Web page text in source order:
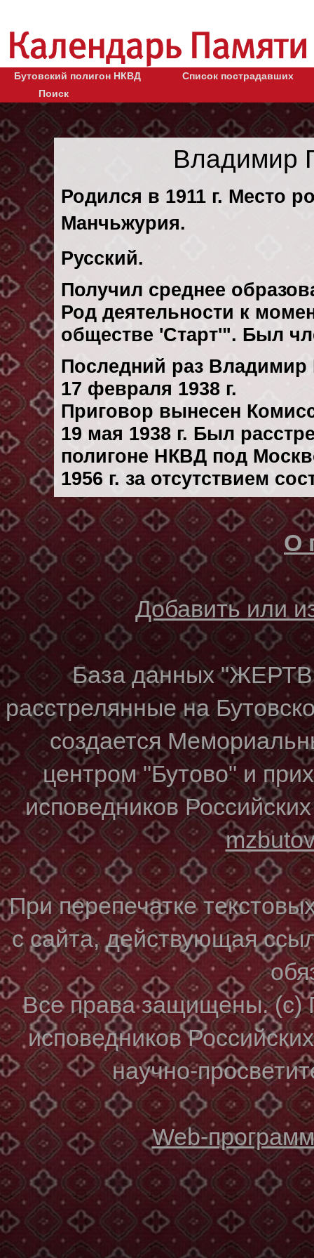
Бутовский полигон НКВД
Список пострадавших
Поиск
Владимир
Родился в 1911 г. Место
Манчьжурия.
Русский.
Получил среднее
Род деятельности к
обществе 'Старт'". Был
Последний раз Владимир
17 февраля 1938 г.
Приговор вынесен
19 мая 1938 г. Был
полигоне НКВД под
1956 г. за отсутствием
О
Добавить или
База данных
расстрелянные на
создается
центром "Бутово" и
исповедников
При перепечатке
с сайта, действующая
Все права защищены. (с)
исповедников
научно-
Web-